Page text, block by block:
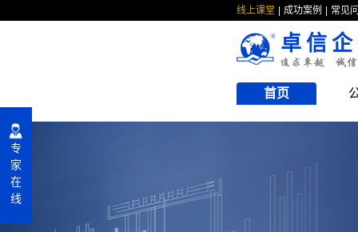
线上课堂 成功案例 常见
卓信
首页
专
家
在
线